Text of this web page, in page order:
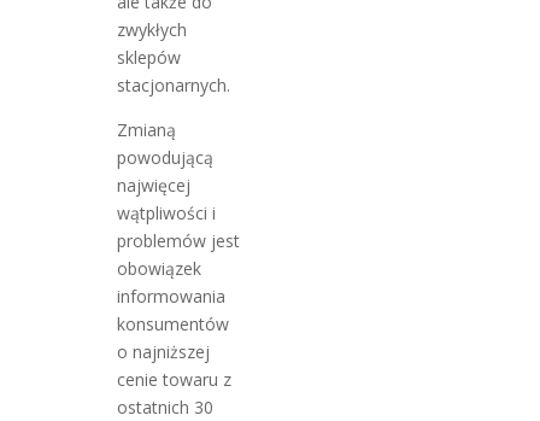
zwykłych
sklepów
stacjonarnych.
Zmianą
powodującą
najwięcej
wątpliwości i
problemów jest
obowiązek
informowania
konsumentów
o najniższej
cenie towaru z
ostatnich 30